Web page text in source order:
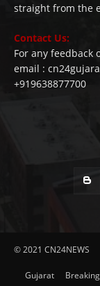
straight from the
Contact Us:
For any feedback
email :
+919638877700
© 2021 CN24NEWS
Gujarat